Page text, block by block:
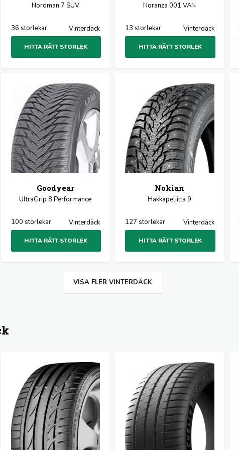
Nordman 7 SUV
36 storlekar Vinterdäck
HITTA RÄTT STORLEK
Noranza 001 VAN
13 storlekar Vinterdäck
HITTA RÄTT STORLEK
Goodyear
UltraGrip 8 Performance
100 storlekar Vinterdäck
HITTA RÄTT STORLEK
Nokian
Hakkapeliitta 9
127 storlekar Vinterdäck
HITTA RÄTT STORLEK
VISA FLER VINTERDÄCK